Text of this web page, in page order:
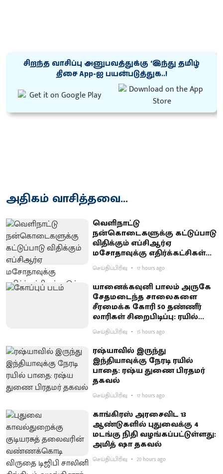
சிறந்த வாசிப்பு அனுபவத்துக்கு ‘இந்து தமிழ்
திசை App-ஐ பயன்படுத்துக..!
அதிகம் வாசித்தவை...
வெளிநாட்டு
நன்கொடைகளுக்கு கட்டுப்பாடு
விதிக்கும் எப்சிஆர்ஏ
மசோதாவுக்கு எதிர்க்கட்சிகள்
கடும் எதிர்ப்பு
செய்திப்பிரிவு 17 hours ago
யானைக்கவுனி பாலம் அருகே
சேதமடைந்த சாலைகளை
சீரமைக்க கோரி 50 தண்ணீர்
லாரிகள் சிறைபிடிப்பு: ரயில்வே
குடியிருப்புவாசிகள் போராட்டம்
செய்திப்பிரிவு 15 hours ago
ரஷ்யாவில் இருந்து
இந்தியாவுக்கு நேரடி ரயில்
பாதை: ரஷ்ய துணை பிரதமர்
தகவல்
செய்திப்பிரிவு 17 hours ago
காங்கிரஸ் அரசைவிட 13
ஆண்டுகளில் புதுவைக்கு 4
மடங்கு நிதி வழங்கப்பட்டுள்ளது:
அமித் ஷா தகவல்
செய்திப்பிரிவு 20 hours ago